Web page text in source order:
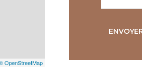
OpenStreetMap